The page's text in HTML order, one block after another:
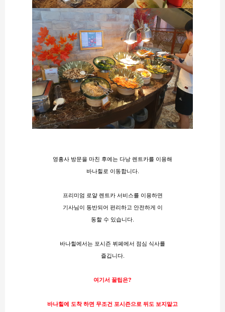
영흥사 방문을 마친 후에는 다낭 렌트카를 이용해
바나힐로 이동합니다.
프리미엄 로얄 렌트카 서비스를 이용하면
기사님이 동반되어 편리하고 안전하게 이
동할 수 있습니다.
바나힐에서는 포시즌 뷔페에서 점심 식사를
즐깁니다​.
여기서 꿀팁은?
바나힐에 도착 하면 무조건 포시즌으로 뒤도 보지말고